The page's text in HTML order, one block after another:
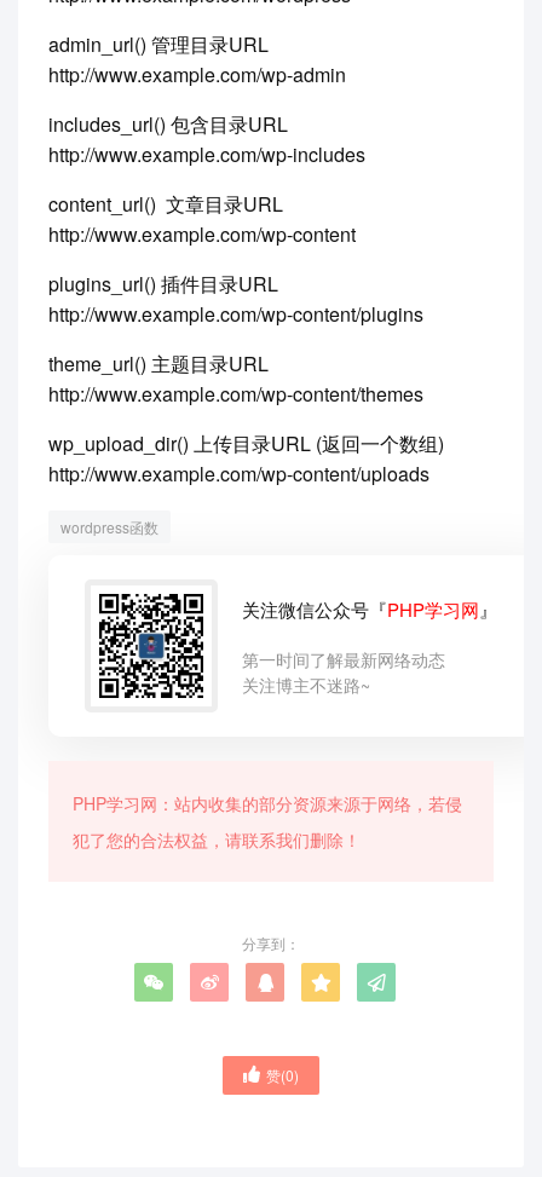
admin_url() 管理目录URL
http://www.example.com/wp-admin
includes_url() 包含目录URL
http://www.example.com/wp-includes
content_url() 文章目录URL
http://www.example.com/wp-content
plugins_url() 插件目录URL
http://www.example.com/wp-content/plugins
theme_url() 主题目录URL
http://www.example.com/wp-content/themes
wp_upload_dir() 上传目录URL (返回一个数组)
http://www.example.com/wp-content/uploads
wordpress函数
关注微信公众号『PHP学习网 』
第一时间了解最新网络动态
关注博主不迷路~
PHP学习网：站内收集的部分资源来源于网络，若侵
犯了您的合法权益，请联系我们删除！
分享到：
赞(0)